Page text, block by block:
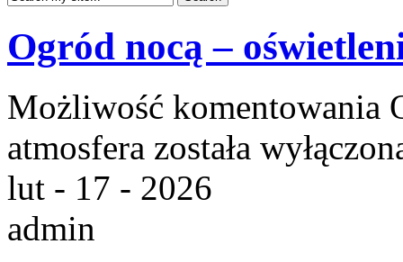
Ogród nocą –
Możliwość komentowania
atmosfera została
lut - 17 - 2026
admin